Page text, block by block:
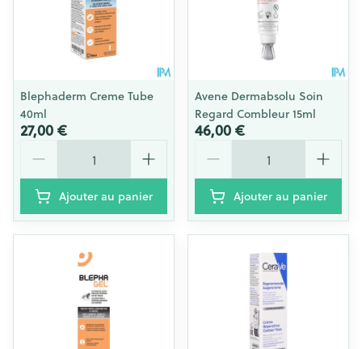
Blephaderm Creme Tube
40ml
27,00 €
Ajouter au panier
Avene Dermabsolu Soin
Regard Combleur 15ml
46,00 €
Ajouter au panier